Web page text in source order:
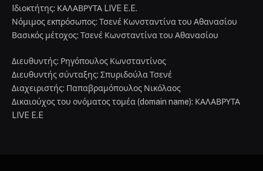
Iδιοκτήτης: ΚΑΛΑΒΡΥΤΑ LIVE E.E.
Νόμιμος εκπρόσωπος: Τσενέ Κωνσταντίνα του Αθανασίου
Βασικός μέτοχος: Τσενέ Κωνσταντίνα του Αθανασίου
Διευθυντής: Ρηγόπουλος Κωνσταντίνος
Διευθυντής σύνταξης: Σπυριδούλα Τσενέ
Διαχειριστής: Παπαβραμόπουλος Νικόλαος
Δικαιούχος του ονόματος τομέα (domain name): ΚΑΛΑΒΡΥΤΑ
LIVE E.E